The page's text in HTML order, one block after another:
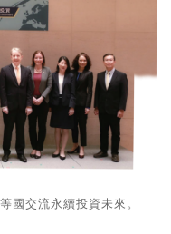
國交流永續投資未來。